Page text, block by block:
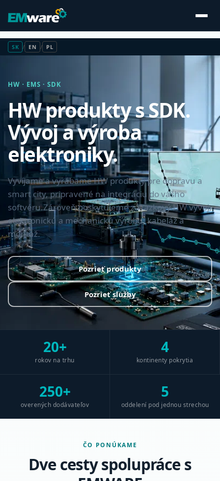
SK / EN / PL
HW · EMS · SDK
HW produkty s SDK.
Vývoj a výroba
elektroniky.
Vyvíjame a vyrábame HW produkty pre dopravu a
smart city, pripravené na integráciu do vášho
softvéru.Zároveň poskytujeme zákazkový HW vývoj,
elektronickú a mechanickú výrobu, kabeláž a
montáž.
Pozrieť produkty
Pozrieť služby
20+
rokov na trhu
4
kontinenty pokrytia
250+
overených dodávateľov
5
oddelení pod jednou strechou
ČO PONÚKAME
Dve cesty spolupráce s